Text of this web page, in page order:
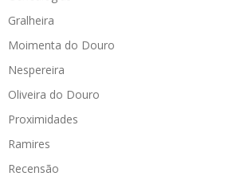
Gralheira
Moimenta do Douro
Nespereira
Oliveira do Douro
Proximidades
Ramires
Recensão